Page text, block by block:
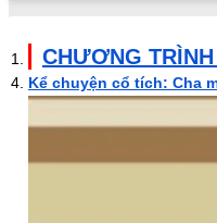
CHƯƠNG
Kể chuyện cổ tích: Cha